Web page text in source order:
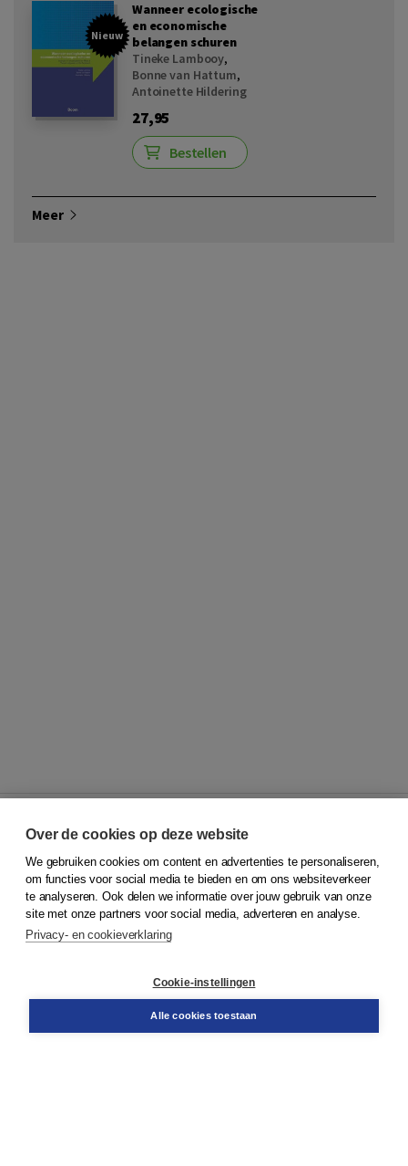
Nieuw
Wanneer ecologische
en economische
belangen schuren
Tineke Lambooy,
Bonne van Hattum,
Antoinette Hildering
27,95
Bestellen
Meer
© 2026Koninklijke Boom uitgevers
Klantenservice
Service & informatie
Contact
Over de cookies op deze website
We gebruiken cookies om content en advertenties te personaliseren,
om functies voor social media te bieden en om ons websiteverkeer
te analyseren. Ook delen we informatie over jouw gebruik van onze
site met onze partners voor social media, adverteren en analyse.
Privacy- en cookieverklaring
Cookie-instellingen
Alle cookies toestaan